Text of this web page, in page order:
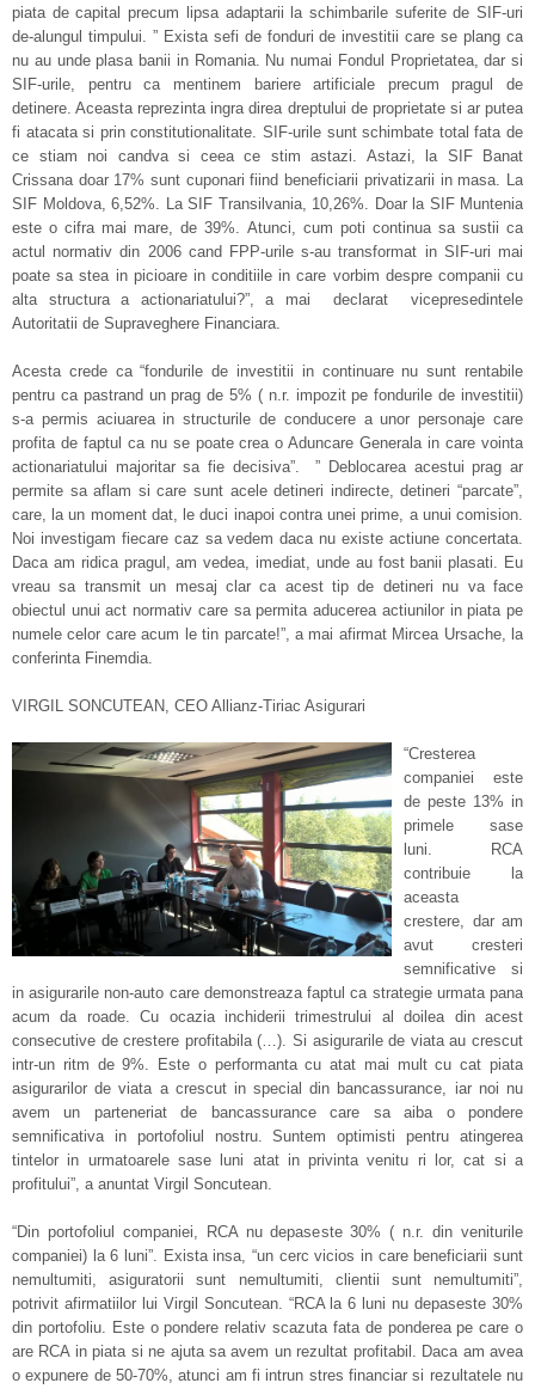
piata de capital precum lipsa adaptarii la schimbarile suferite de SIF-uri
de-alungul timpului. ” Exista sefi de fonduri de investitii care se plang ca
nu au unde plasa banii in Romania. Nu numai Fondul Proprietatea, dar si
SIF-urile, pentru ca mentinem bariere artificiale precum pragul de
detinere. Aceasta reprezinta ingra direa dreptului de proprietate si ar putea
fi atacata si prin constitutionalitate. SIF-urile sunt schimbate total fata de
ce stiam noi candva si ceea ce stim astazi. Astazi, la SIF Banat
Crissana doar 17% sunt cuponari fiind beneficiarii privatizarii in masa. La
SIF Moldova, 6,52%. La SIF Transilvania, 10,26%. Doar la SIF Muntenia
este o cifra mai mare, de 39%. Atunci, cum poti continua sa sustii ca
actul normativ din 2006 cand FPP-urile s-au transformat in SIF-uri mai
poate sa stea in picioare in conditiile in care vorbim despre companii cu
alta structura a actionariatului?”, a mai declarat vicepresedintele
Autoritatii de Supraveghere Financiara.
Acesta crede ca “fondurile de investitii in continuare nu sunt rentabile
pentru ca pastrand un prag de 5% ( n.r. impozit pe fondurile de investitii)
s-a permis aciuarea in structurile de conducere a unor personaje care
profita de faptul ca nu se poate crea o Aduncare Generala in care vointa
actionariatului majoritar sa fie decisiva”. ” Deblocarea acestui prag ar
permite sa aflam si care sunt acele detineri indirecte, detineri “parcate”,
care, la un moment dat, le duci inapoi contra unei prime, a unui comision.
Noi investigam fiecare caz sa vedem daca nu existe actiune concertata.
Daca am ridica pragul, am vedea, imediat, unde au fost banii plasati. Eu
vreau sa transmit un mesaj clar ca acest tip de detineri nu va face
obiectul unui act normativ care sa permita aducerea actiunilor in piata pe
numele celor care acum le tin parcate!”, a mai afirmat Mircea Ursache, la
conferinta Finemdia.
VIRGIL SONCUTEAN, CEO Allianz-Tiriac Asigurari
“Cresterea
companiei este
de peste 13% in
primele sase
luni. RCA
contribuie la
aceasta
crestere, dar am
avut cresteri
semnificative si
in asigurarile non-auto care demonstreaza faptul ca strategie urmata pana
acum da roade. Cu ocazia inchiderii trimestrului al doilea din acest
consecutive de crestere profitabila (…). Si asigurarile de viata au crescut
intr-un ritm de 9%. Este o performanta cu atat mai mult cu cat piata
asigurarilor de viata a crescut in special din bancassurance, iar noi nu
avem un parteneriat de bancassurance care sa aiba o pondere
semnificativa in portofoliul nostru. Suntem optimisti pentru atingerea
tintelor in urmatoarele sase luni atat in privinta venitu ri lor, cat si a
profitului”, a anuntat Virgil Soncutean.
“Din portofoliul companiei, RCA nu depaseste 30% ( n.r. din veniturile
companiei) la 6 luni”. Exista insa, “un cerc vicios in care beneficiarii sunt
nemultumiti, asiguratorii sunt nemultumiti, clientii sunt nemultumiti”,
potrivit afirmatiilor lui Virgil Soncutean. “RCA la 6 luni nu depaseste 30%
din portofoliu. Este o pondere relativ scazuta fata de ponderea pe care o
are RCA in piata si ne ajuta sa avem un rezultat profitabil. Daca am avea
o expunere de 50-70%, atunci am fi intrun stres financiar si rezultatele nu